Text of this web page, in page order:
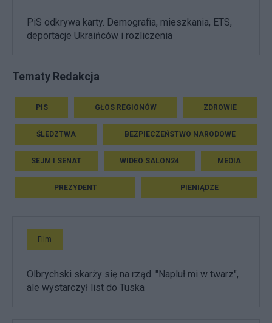
PiS odkrywa karty. Demografia, mieszkania, ETS,
deportacje Ukraińców i rozliczenia
Tematy Redakcja
PIS GŁOS REGIONÓW ZDROWIE
ŚLEDZTWA BEZPIECZEŃSTWO NARODOWE
SEJM I SENAT WIDEO SALON24 MEDIA
PREZYDENT PIENIĄDZE
Film
Olbrychski skarży się na rząd. "Napluł mi w twarz",
ale wystarczył list do Tuska